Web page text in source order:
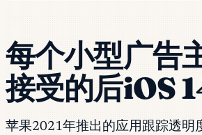
每个小型广告
接受的后iOS
苹果2021年推出的应用跟踪透明